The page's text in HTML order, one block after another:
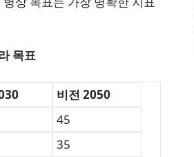
목표
비전 2050
45
35